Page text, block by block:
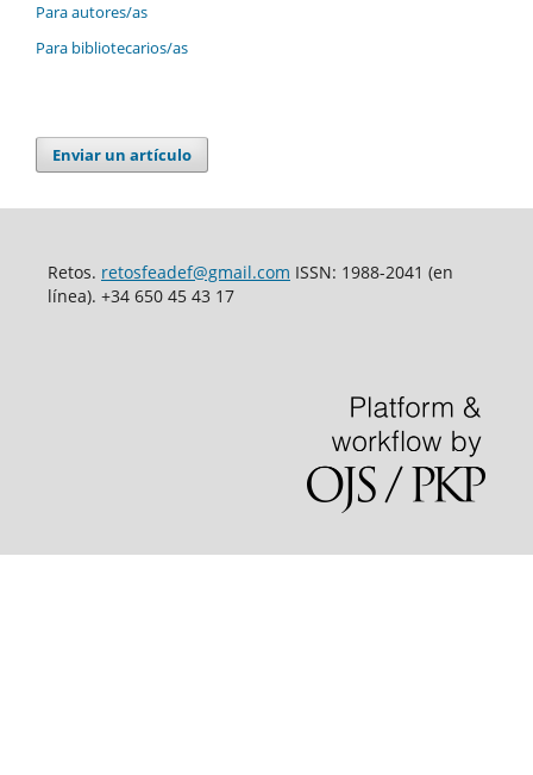
Para autores/as
Para bibliotecarios/as
Enviar un artículo
Retos. retosfeadef@gmail.com ISSN: 1988-2041 (en
línea). +34 650 45 43 17